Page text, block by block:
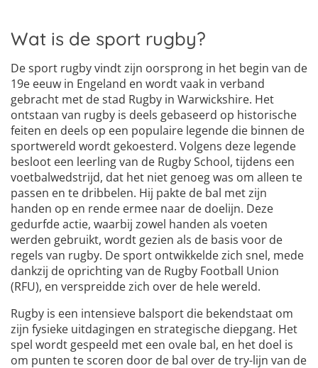
Wat is de sport rugby?
De sport rugby vindt zijn oorsprong in het begin van de
19e eeuw in Engeland en wordt vaak in verband
gebracht met de stad Rugby in Warwickshire. Het
ontstaan van rugby is deels gebaseerd op historische
feiten en deels op een populaire legende die binnen de
sportwereld wordt gekoesterd. Volgens deze legende
besloot een leerling van de Rugby School, tijdens een
voetbalwedstrijd, dat het niet genoeg was om alleen te
passen en te dribbelen. Hij pakte de bal met zijn
handen op en rende ermee naar de doelijn. Deze
gedurfde actie, waarbij zowel handen als voeten
werden gebruikt, wordt gezien als de basis voor de
regels van rugby. De sport ontwikkelde zich snel, mede
dankzij de oprichting van de Rugby Football Union
(RFU), en verspreidde zich over de hele wereld.
Rugby is een intensieve balsport die bekendstaat om
zijn fysieke uitdagingen en strategische diepgang. Het
spel wordt gespeeld met een ovale bal, en het doel is
om punten te scoren door de bal over de try-lijn van de